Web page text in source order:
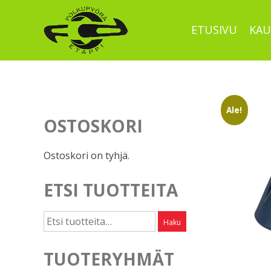
ETUSIVU
OSTOSKORI
Ostoskori on tyhjä.
ETSI TUOTTEITA
Etsi: Haku
TUOTERYHMÄT
Ale!